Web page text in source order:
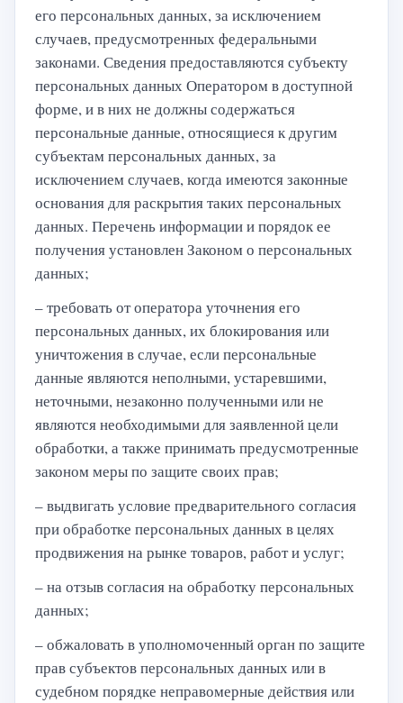
его персональных данных, за исключением
случаев, предусмотренных федеральными
законами. Сведения предоставляются субъекту
персональных данных Оператором в доступной
форме, и в них не должны содержаться
персональные данные, относящиеся к другим
субъектам персональных данных, за
исключением случаев, когда имеются законные
основания для раскрытия таких персональных
данных. Перечень информации и порядок ее
получения установлен Законом о персональных
данных;
– требовать от оператора уточнения его
персональных данных, их блокирования или
уничтожения в случае, если персональные
данные являются неполными, устаревшими,
неточными, незаконно полученными или не
являются необходимыми для заявленной цели
обработки, а также принимать предусмотренные
законом меры по защите своих прав;
– выдвигать условие предварительного согласия
при обработке персональных данных в целях
продвижения на рынке товаров, работ и услуг;
– на отзыв согласия на обработку персональных
данных;
– обжаловать в уполномоченный орган по защите
прав субъектов персональных данных или в
судебном порядке неправомерные действия или